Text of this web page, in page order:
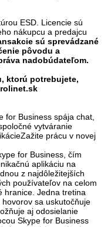
ESD. Licencie sú
nákupcu a predajcu
sú sprevádzané
pôvodu a
nadobúdateľom.
ktorú potrebujete,
for Business spája chat,
vytváranie
Zažite prácu v novej
for Business, čím
aplikáciu na
z najdôležitejších
používateľov na celom
hranice. Jedna tretina
sa uskutočňuje
aj odosielanie
Skype for Business